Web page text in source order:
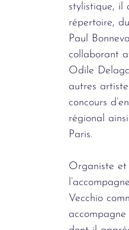
stylistique, il
répertoire,
Paul
collaborant
Odile
autres
concours
régional
Paris.
Organiste et
Vecchio
accompagne